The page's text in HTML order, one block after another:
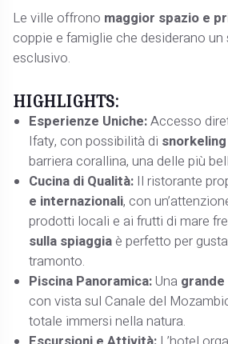
Le ville offrono maggior spazio e
coppie e famiglie che desiderano
esclusivo.
HIGHLIGHTS:
Esperienze Uniche:Accesso
Ifaty, con possibilità di
barriera corallina, una delle più
Cucina di Qualità: Il ristorante
e internazionali, con
prodotti locali e ai frutti di mare
sulla spiaggiaè perfetto per
tramonto.
Piscina Panoramica:Una
con vista sul Canale del
totale immersi nella natura.